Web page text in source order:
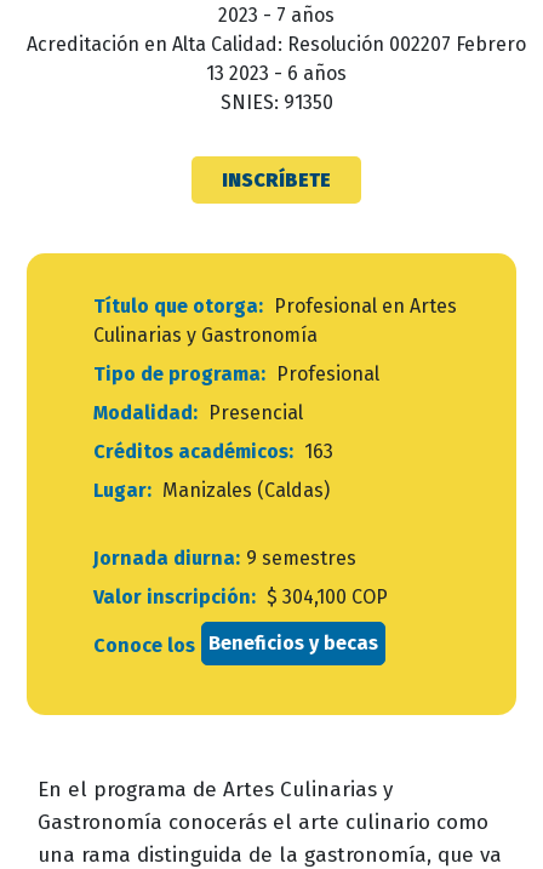
2023 - 7 años
Acreditación en Alta Calidad: Resolución 002207 Febrero
13 2023 - 6 años
SNIES: 91350
INSCRÍBETE
Título que otorga:Profesional en Artes
Culinarias y Gastronomía
Tipo de programa:Profesional
Modalidad:Presencial
Créditos académicos:163
Lugar:Manizales (Caldas)
Jornada diurna:9 semestres
Valor inscripción:$ 304,100 COP
Conoce los Beneficios y becas
En el programa de Artes Culinarias y
Gastronomía conocerás el arte culinario como
una rama distinguida de la gastronomía, que va